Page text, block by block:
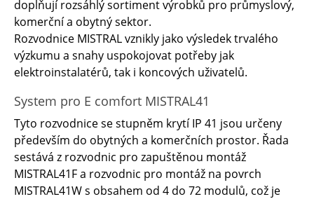
doplňují rozsáhlý sortiment výrobků pro průmyslový,
komerční a obytný sektor.
Rozvodnice MISTRAL vznikly jako výsledek trvalého
výzkumu a snahy uspokojovat potřeby jak
elektroinstalatérů, tak i koncových uživatelů.
System pro E comfort MISTRAL41
Tyto rozvodnice se stupněm krytí IP 41 jsou určeny
především do obytných a komerčních prostor. Řada
sestává z rozvodnic pro zapuštěnou montáž
MISTRAL41F a rozvodnic pro montáž na povrch
MISTRAL41W s obsahem od 4 do 72 modulů, což je